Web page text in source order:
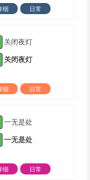
细
日常
关闭夜灯
关闭夜灯
细
日常
一无是处
一无是处
细
日常